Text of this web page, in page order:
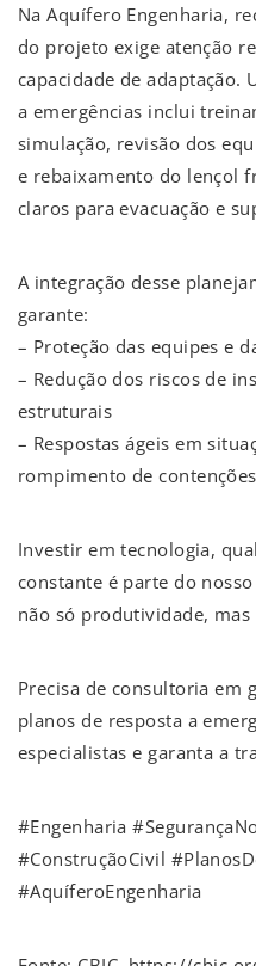
Na Aquífero Engenharia,
do projeto exige atenção
capacidade de adaptação.
a emergências inclui
simulação, revisão dos
e rebaixamento do lençol
claros para evacuação e
A integração desse
garante:
– Proteção das equipes e
– Redução dos riscos de
estruturais
– Respostas ágeis em
rompimento de contenções
Investir em tecnologia,
constante é parte do
não só produtividade, mas
Precisa de consultoria em
planos de resposta a
especialistas e garanta a
#Engenharia
#ConstruçãoCivil
#AquíferoEngenharia